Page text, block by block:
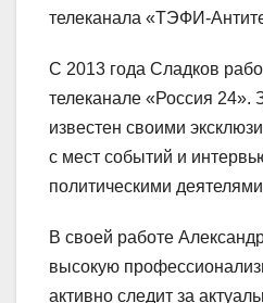
телеканала «ТЭФИ-
С 2013 года Сладков
телеканале «Россия 24».
известен своими
с мест событий и
политическими
В своей работе
высокую
активно следит за